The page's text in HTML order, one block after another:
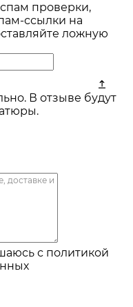
проверки,
ссылки на
ложную
В отзыве будут
с политикой